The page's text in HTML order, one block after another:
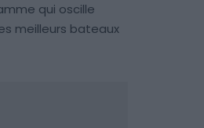
qui oscille
meilleurs bateaux